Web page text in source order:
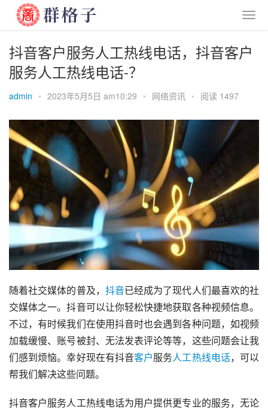
抖音客户服务人工热线电话，抖音客户
服务人工热线电话-？
admin • 2023年5月5日 am10:29 • 网络资讯 • 阅读 1497
随着社交媒体的普及， 抖音已经成为了现代人们最喜欢的社
交媒体之一。抖音可以让你轻松快捷地获取各种视频信息。
不过，有时候我们在使用抖音时也会遇到各种问题，如视频
加载缓慢、账号被封、无法发表评论等等，这些问题会让我
们感到烦恼。幸好现在有抖音客户服务人工热线电话，可以
帮我们解决这些问题。
抖音客户服务人工热线电话为用户提供更专业的服务，无论